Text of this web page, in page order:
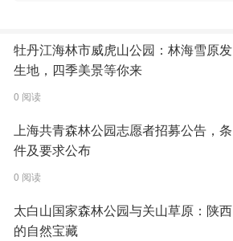
牡丹江海林市威虎山公园：林海雪原发
生地，四季美景等你来
0 阅读
上海共青森林公园志愿者招募公告，条
件及要求公布
0 阅读
太白山国家森林公园与关山草原：陕西
的自然宝藏